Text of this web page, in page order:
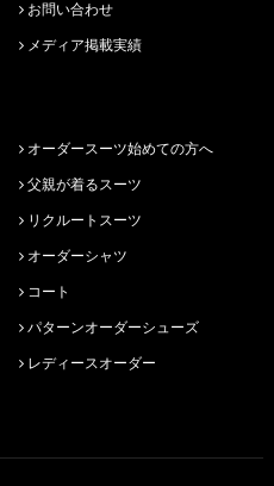
お問い合わせ
メディア掲載実績
オーダースーツ始めての方へ
父親が着るスーツ
リクルートスーツ
オーダーシャツ
コート
パターンオーダーシューズ
レディースオーダー